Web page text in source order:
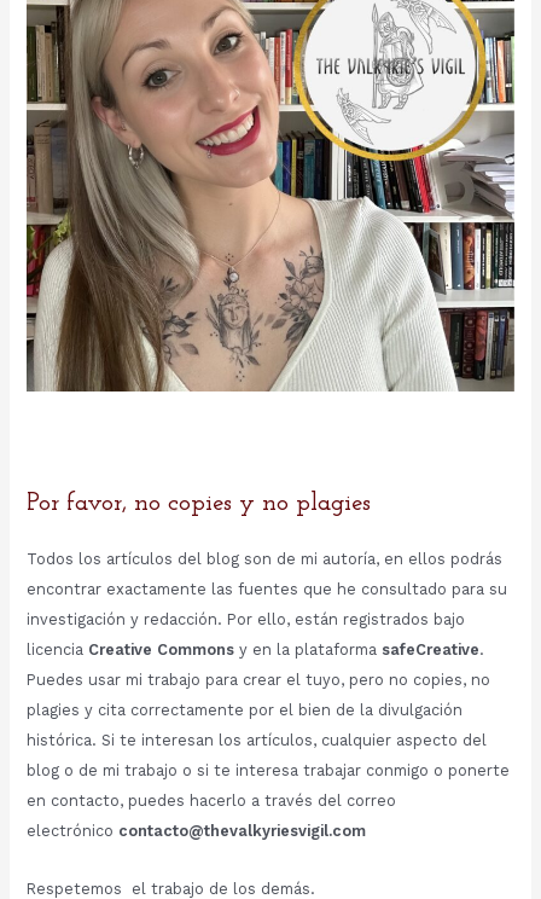
r
:
Por favor, no copies y no plagies
Todos los artículos del blog son de mi autoría, en ellos podrás
encontrar exactamente las fuentes que he consultado para su
investigación y redacción. Por ello, están registrados bajo
licencia Creative Commonsy en la plataforma safeCreative.
Puedes usar mi trabajo para crear el tuyo, pero no copies, no
plagies y cita correctamente por el bien de la divulgación
histórica. Si te interesan los artículos, cualquier aspecto del
blog o de mi trabajo o si te interesa trabajar conmigo o ponerte
en contacto, puedes hacerlo a través del correo
electrónico contacto@thevalkyriesvigil.com
Respetemos el trabajo de los demás.